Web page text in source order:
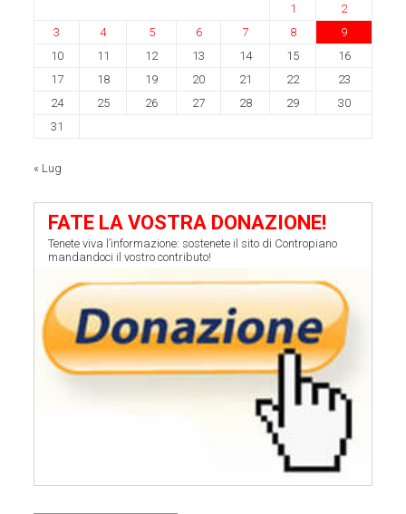
1
2
3
4 5 6 7 8
9
10
11 12 13 14 15
16
17
18 19 20 21 22
23
24
25 26 27 28 29
30
31
« Lug
FATE LA VOSTRA DONAZIONE!
Tenete viva l’informazione: sostenete il sito di Contropiano
mandandoci il vostro contributo!